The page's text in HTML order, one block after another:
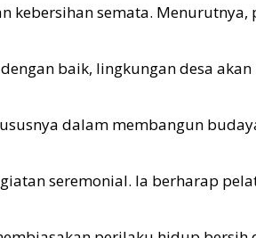
kebersihan semata. Menurutnya,
baik, lingkungan desa akan
dalam membangun
seremonial. Ia berharap